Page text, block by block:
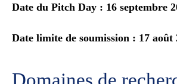
Date du Pitch Day : 16 septembre
Date limite de soumission : 17 août